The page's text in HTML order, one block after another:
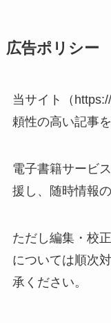
広告ポリシー
当サイト（
頼性の高い記事
電子書籍サービ
援し、随時情報
ただし編集・校
については順次
承ください。